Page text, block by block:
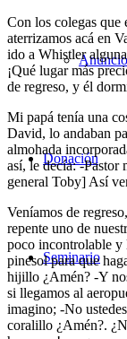
Donación
Seminario
Con los colegas que
aterrizamos acá en
ido a Whistler
¡Qué lugar más
de regreso, y él
Mi papá tenía una
David, lo andaban
almohada
así, le decía: -
general Toby] Así
Veníamos de
repente uno de
poco incontrolable y
pinesol para que
hijillo ¿Amén? -Y
si llegamos al
imagino; -No
coralillo ¿Amén?.